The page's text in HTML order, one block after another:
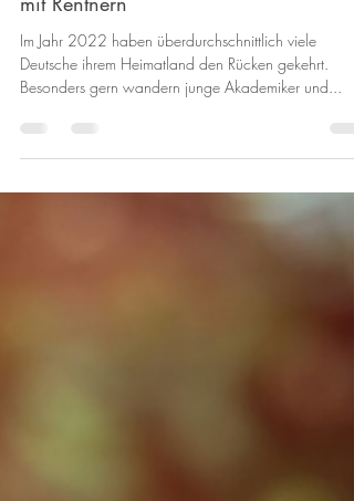
Immer mehr hochqualifizierte Deutsche
wandern aus – und teilen sich ihre Ziele
mit Rentnern
Deutsche ihrem Heimatland den Rücken gekehrt.
Besonders gern wandern junge Akademiker und...